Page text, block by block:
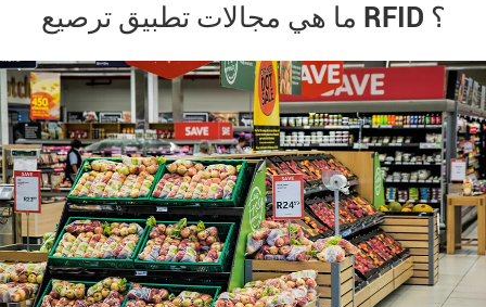
ما هي مجالات تطبيق ترصيع RFID ؟